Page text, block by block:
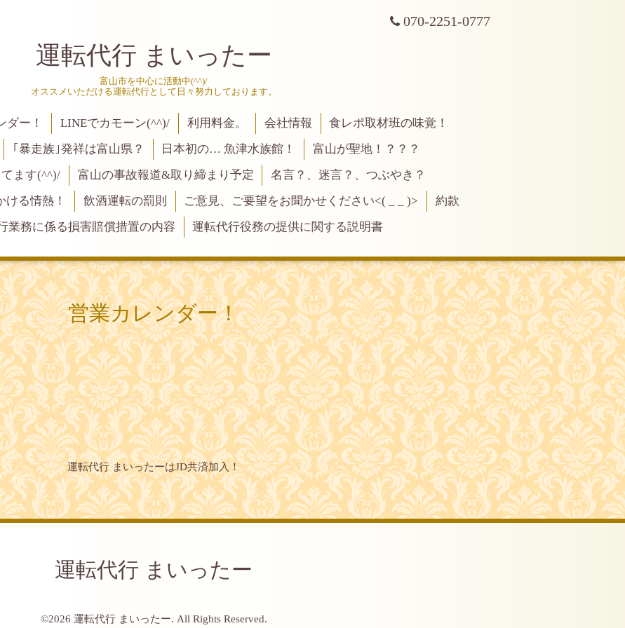
070-2251-0777
運転代行 まいったー
富山市を中心に活動中(^^)/
オススメいただける運転代行として日々努力しております。
ダー！ LINEでカモーン(^^)/ 利用料金。 会社情報
食レポ取材班の味覚！
｢暴走族｣発祥は富山県？ 日本初の… 魚津水族館！
富山が聖地！？？？
ます(^^)/
富山の事故報道&取り締まり予定
名言？、迷言？、つぶやき？
ける情熱！
飲酒運転の罰則 ご意見、ご要望をお聞かせください<( _ _ )>
約款
業務に係る損害賠償措置の内容
運転代行役務の提供に関する説明書
営業カレンダー！
運転代行 まいったーはJD共済加入！
運転代行 まいったー
©2026 運転代行 まいったー. All Rights Reserved.